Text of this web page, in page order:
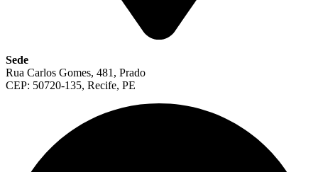
Sede
Rua Carlos Gomes, 481, Prado
CEP: 50720-135, Recife, PE